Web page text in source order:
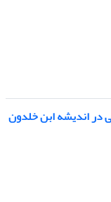
در اندیشه ابن خلدون